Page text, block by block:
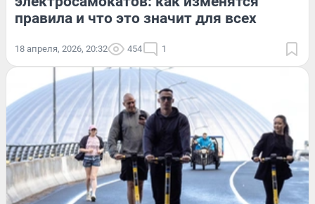
правила и что это значит для всех
18 апреля, 2026, 20:32 454 1